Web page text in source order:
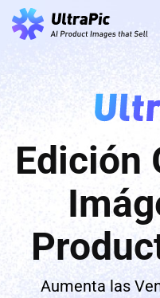
Edición
Aumenta las